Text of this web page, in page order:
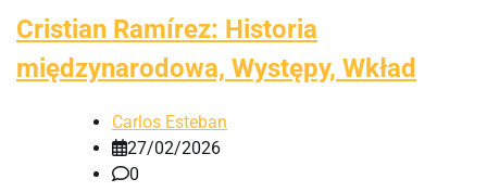
Cristian Ramírez: Historia
międzynarodowa, Występy, Wkład
Carlos Esteban
27/02/2026
0